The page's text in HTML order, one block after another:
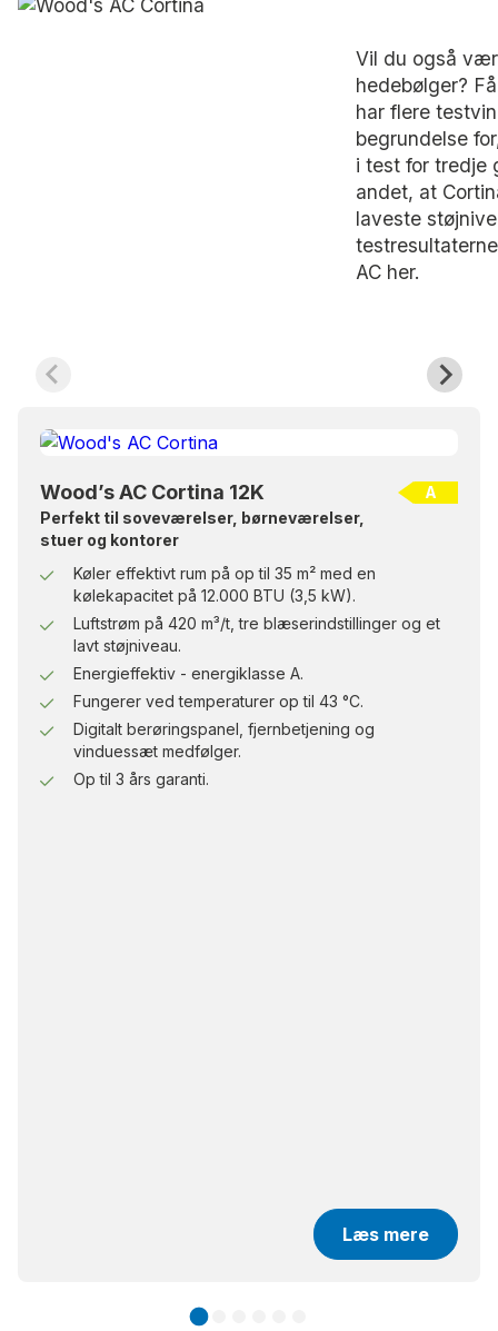
Vil du også
hedebølger?
har flere
begrundelse
i test for tredje
andet, at
laveste
AC her.
A
Wood’s AC Cortina 12K
Perfekt til soveværelser, børneværelser,
stuer og kontorer
Køler effektivt rum på op til 35 m² med en
kølekapacitet på 12.000 BTU (3,5 kW).
Luftstrøm på 420 m³/t, tre blæserindstillinger og et
lavt støjniveau.
Energieffektiv - energiklasse A.
Fungerer ved temperaturer op til 43 °C.
Digitalt berøringspanel, fjernbetjening og
vinduessæt medfølger.
Op til 3 års garanti.
Læs mere